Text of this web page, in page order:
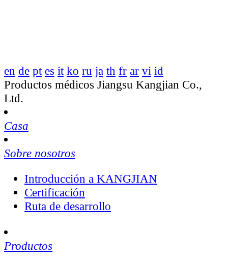
en de pt es it ko ru ja th fr ar vi id
Productos médicos Jiangsu Kangjian Co.,
Ltd.
Casa
Sobre nosotros
Introducción a KANGJIAN
Certificación
Ruta de desarrollo
Productos